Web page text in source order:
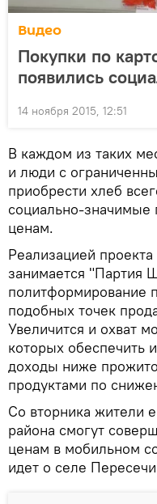
Видео
Покупки по
появились
14 ноября 2015, 12:51
В каждом из таких
и люди с
приобрести хлеб
социально-
ценам.
Реализацией
занимается "Партия
политформирование
подобных точек
Увеличится и охват
которых обеспечить
доходы ниже
продуктами по
Со вторника жители
района смогут
ценам в мобильном
идет о селе